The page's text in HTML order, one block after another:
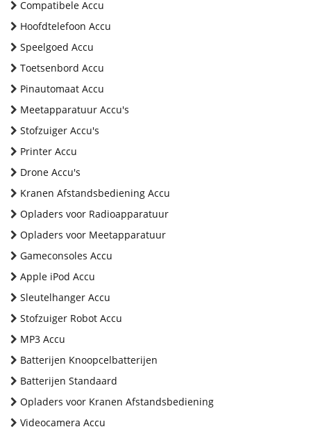
Compatibele Accu
Hoofdtelefoon Accu
Speelgoed Accu
Toetsenbord Accu
Pinautomaat Accu
Meetapparatuur Accu's
Stofzuiger Accu's
Printer Accu
Drone Accu's
Kranen Afstandsbediening Accu
Opladers voor Radioapparatuur
Opladers voor Meetapparatuur
Gameconsoles Accu
Apple iPod Accu
Sleutelhanger Accu
Stofzuiger Robot Accu
MP3 Accu
Batterijen Knoopcelbatterijen
Batterijen Standaard
Opladers voor Kranen Afstandsbediening
Videocamera Accu